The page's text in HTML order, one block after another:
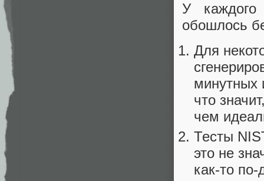
У
обошлось
Для
минутных
что
чем
Тесты
это не
как-то